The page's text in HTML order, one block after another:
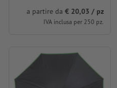
a partire da € 20,03 / pz
IVA inclusa per 250 pz.